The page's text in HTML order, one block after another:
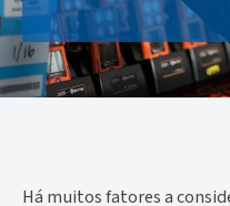
Há muitos fatores a